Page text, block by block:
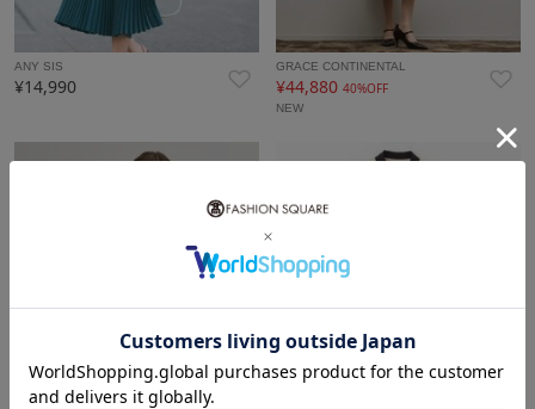
ANY SIS
¥14,990
GRACE CONTINENTAL
¥44,88040%OFF
NEW